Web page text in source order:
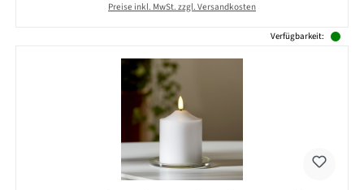
Preise inkl. MwSt. zzgl. Versandkosten
Verfügbarkeit: